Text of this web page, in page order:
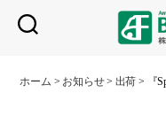
ホーム > お知らせ> 出荷 > 『